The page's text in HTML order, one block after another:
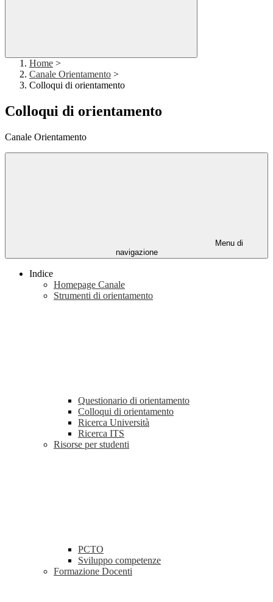
Home >
Canale Orientamento >
Colloqui di orientamento
Colloqui di orientamento
Canale Orientamento
Menu di
navigazione
Indice
Homepage Canale
Strumenti di orientamento
Questionario di orientamento
Colloqui di orientamento
Ricerca Università
Ricerca ITS
Risorse per studenti
PCTO
Sviluppo competenze
Formazione Docenti